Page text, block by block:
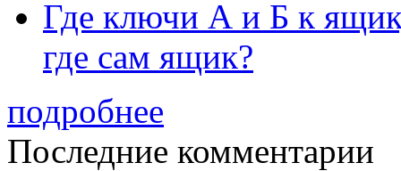
Где ключи А и Б к
где сам ящик?
подробнее
Последние комментарии